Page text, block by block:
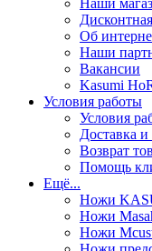
Об
Наши
Вакансии
Kasumi
Условия работы
Условия
Доставка и
Возврат
Помощь
Ещё...
Ножи
Ножи
Ножи